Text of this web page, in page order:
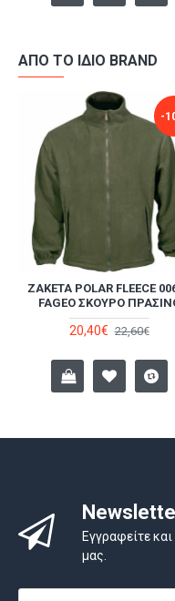
ΑΠΌ ΤΟ ΊΔΙΟ BRAND
-
ZΑΚΈΤΑ POLAR FLEECE
FAGEO ΣΚΟΎΡΟ
20,40€ 22,60€
Εγγραφείτε
μας.